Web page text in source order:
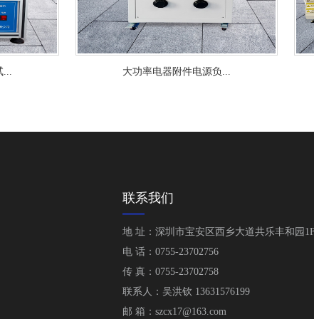
大功率电器附件电源负... 开关插座寿命试验
联系我们
地 址：深圳市宝安区西乡大道共乐丰和园
电 话：0755-23702756
传 真：0755-23702758
联系人：吴洪钦 13631576199
邮 箱：szcx17@163.com